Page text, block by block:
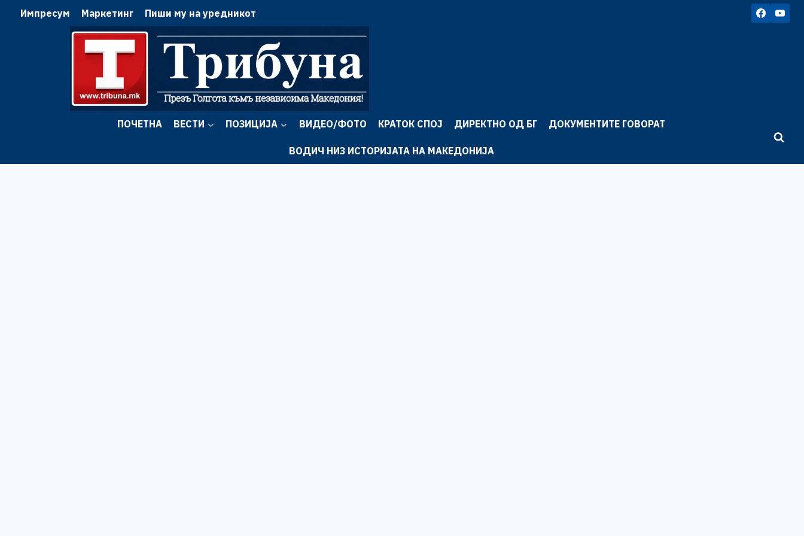
Импресум Маркетинг Пиши му на уредникот
ПОЧЕТНА ВЕСТИ ПОЗИЦИЈА ВИДЕО/ФОТО КРАТОК СПОЈ ДИРЕКТНО ОД БГ ДОКУМЕНТИТЕ ГОВОРАТ
ВОДИЧ НИЗ ИСТОРИЈАТА НА МАКЕДОНИЈА